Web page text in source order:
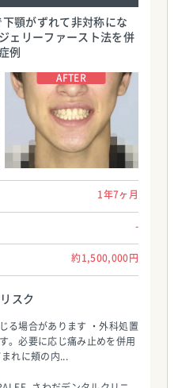
顎がずれて非対称にな
ェリーファースト法を併
例
医療法人NATURALEE_さわだデンタルクリ
ニック
1年7ヶ月
-
約1,500,000円
スク
る場合があります ・外科処置
。必要に応じ痛み止めを併用
まれに頬の内...